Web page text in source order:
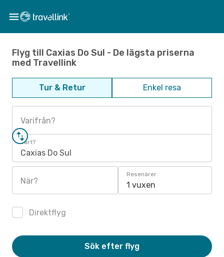
Flyg till Caxias Do Sul - De lägsta priserna
med Travellink
Tur & Retur Enkel resa
Varifrån?
Vart?
Caxias Do Sul
När?
Resenärer
1 vuxen
Direktflyg
Sök efter flyg